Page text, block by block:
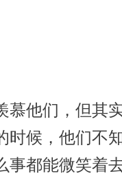
他们，但其
候，他们不
都能微笑着